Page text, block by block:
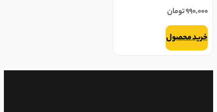
۹۹۰,۰۰۰تومان
خرید محصول